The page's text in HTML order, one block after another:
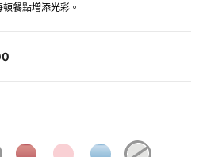
餐點增添光彩。